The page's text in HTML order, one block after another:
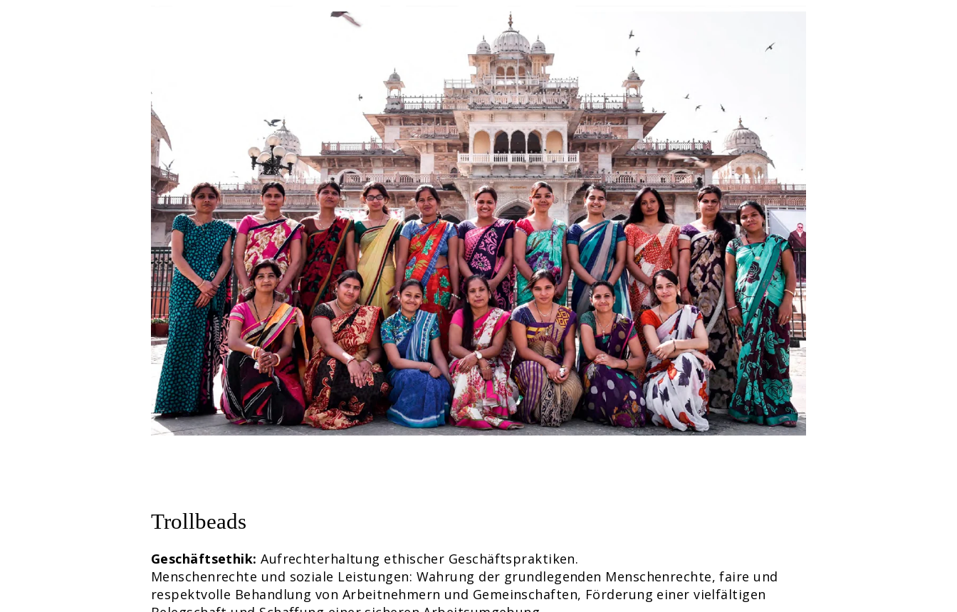
Trollbeads
Geschäftsethik: Aufrechterhaltung ethischer Geschäftspraktiken.
Menschenrechte und soziale Leistungen: Wahrung der grundlegenden Menschenrechte, faire und
respektvolle Behandlung von Arbeitnehmern und Gemeinschaften, Förderung einer vielfältigen